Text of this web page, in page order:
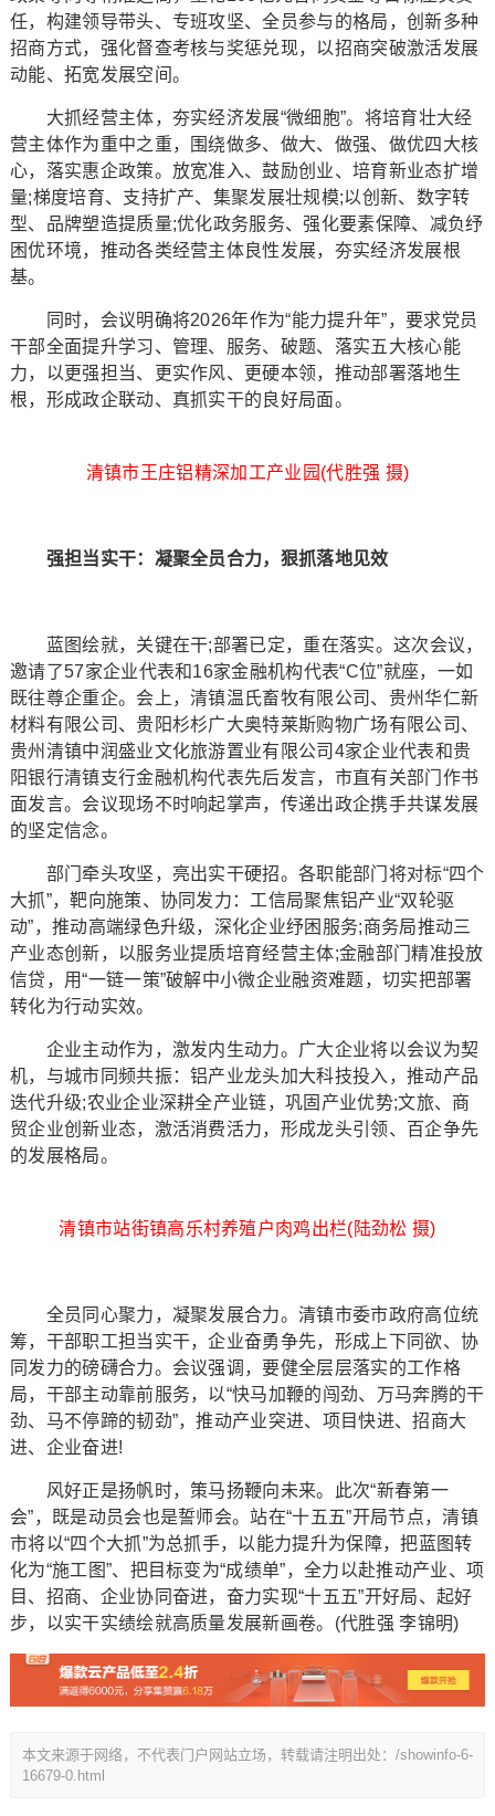
任，构建领导带头、专班攻坚、全员参与的格局，创新多种
招商方式，强化督查考核与奖惩兑现，以招商突破激活发展
动能、拓宽发展空间。
大抓经营主体，夯实经济发展“微细胞”。将培育壮大经
营主体作为重中之重，围绕做多、做大、做强、做优四大核
心，落实惠企政策。放宽准入、鼓励创业、培育新业态扩增
量;梯度培育、支持扩产、集聚发展壮规模;以创新、数字转
型、品牌塑造提质量;优化政务服务、强化要素保障、减负纾
困优环境，推动各类经营主体良性发展，夯实经济发展根
基。
同时，会议明确将2026年作为“能力提升年”，要求党员
干部全面提升学习、管理、服务、破题、落实五大核心能
力，以更强担当、更实作风、更硬本领，推动部署落地生
根，形成政企联动、真抓实干的良好局面。
清镇市王庄铝精深加工产业园(代胜强 摄)
强担当实干：凝聚全员合力，狠抓落地见效
蓝图绘就，关键在干;部署已定，重在落实。这次会议，
邀请了57家企业代表和16家金融机构代表“C位”就座，一如
既往尊企重企。会上，清镇温氏畜牧有限公司、贵州华仁新
材料有限公司、贵阳杉杉广大奥特莱斯购物广场有限公司、
贵州清镇中润盛业文化旅游置业有限公司4家企业代表和贵
阳银行清镇支行金融机构代表先后发言，市直有关部门作书
面发言。会议现场不时响起掌声，传递出政企携手共谋发展
的坚定信念。
部门牵头攻坚，亮出实干硬招。各职能部门将对标“四个
大抓”，靶向施策、协同发力：工信局聚焦铝产业“双轮驱
动”，推动高端绿色升级，深化企业纾困服务;商务局推动三
产业态创新，以服务业提质培育经营主体;金融部门精准投放
信贷，用“一链一策”破解中小微企业融资难题，切实把部署
转化为行动实效。
企业主动作为，激发内生动力。广大企业将以会议为契
机，与城市同频共振：铝产业龙头加大科技投入，推动产品
迭代升级;农业企业深耕全产业链，巩固产业优势;文旅、商
贸企业创新业态，激活消费活力，形成龙头引领、百企争先
的发展格局。
清镇市站街镇高乐村养殖户肉鸡出栏(陆劲松 摄)
全员同心聚力，凝聚发展合力。清镇市委市政府高位统
筹，干部职工担当实干，企业奋勇争先，形成上下同欲、协
同发力的磅礴合力。会议强调，要健全层层落实的工作格
局，干部主动靠前服务，以“快马加鞭的闯劲、万马奔腾的干
劲、马不停蹄的韧劲”，推动产业突进、项目快进、招商大
进、企业奋进!
风好正是扬帆时，策马扬鞭向未来。此次“新春第一
会”，既是动员会也是誓师会。站在“十五五”开局节点，清镇
市将以“四个大抓”为总抓手，以能力提升为保障，把蓝图转
化为“施工图”、把目标变为“成绩单”，全力以赴推动产业、项
目、招商、企业协同奋进，奋力实现“十五五”开好局、起好
步，以实干实绩绘就高质量发展新画卷。(代胜强 李锦明)
本文来源于网络，不代表门户网站立场，转载请注明出处：/showinfo-6-
16679-0.html